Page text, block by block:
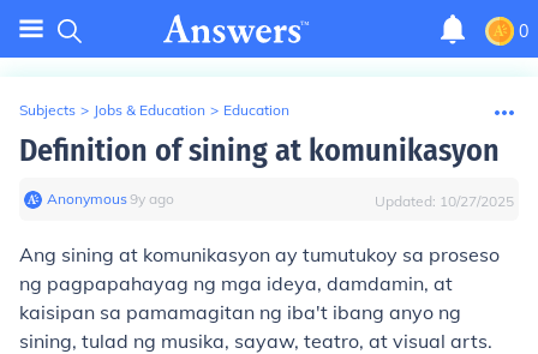
0
Subjects > Jobs & Education > Education
Definition of sining at komunikasyon
Anonymous∙9y ago Updated: 10/27/2025
Ang sining at komunikasyon ay tumutukoy sa proseso
ng pagpapahayag ng mga ideya, damdamin, at
kaisipan sa pamamagitan ng iba't ibang anyo ng
sining, tulad ng musika, sayaw, teatro, at visual arts.